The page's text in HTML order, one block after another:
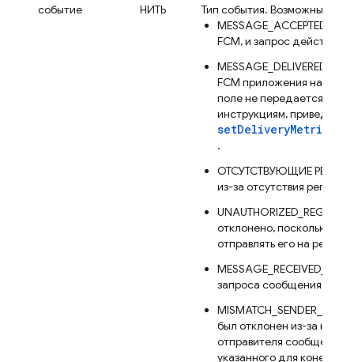
событие
НИТЬ
Тип события. Возможные
MESSAGE_ACCEPTED:
FCM, и запрос
MESSAGE_DELIVERED:
FCM приложения на
поле не передается.
инструкциям,
.
ОТСУТСТВУЮЩИЕ
из-за отсутствия
отклонено, поскольку
отправлять его на
запроса сообщения
MISMATCH_SENDER_ID:
был отклонен из-за
отправителя сообщения
указанного для конечной